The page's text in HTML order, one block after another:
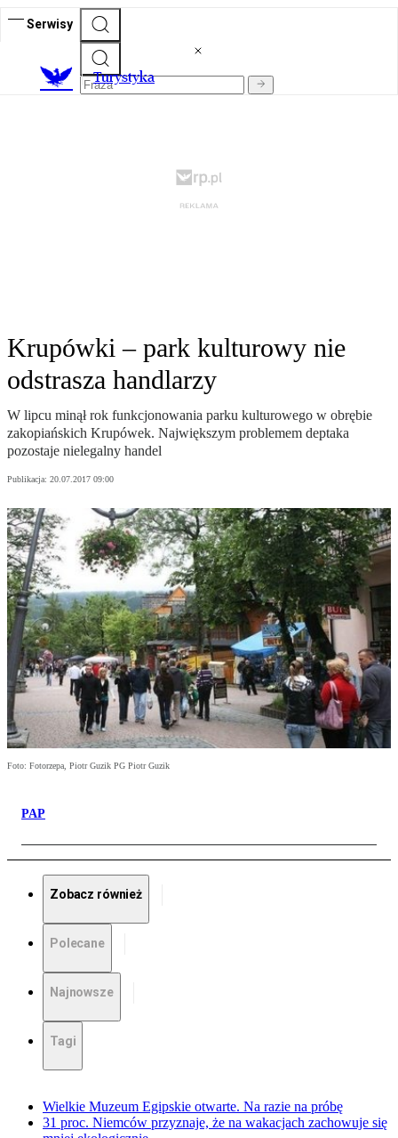
Serwisy
Turystyka
Krupówki – park kulturowy nie
odstrasza handlarzy
W lipcu minął rok funkcjonowania parku kulturowego w obrębie
zakopiańskich Krupówek. Największym problemem deptaka
pozostaje nielegalny handel
Publikacja: 20.07.2017 09:00
Foto: Fotorzepa, Piotr Guzik PG Piotr Guzik
PAP
Zobacz również
Polecane
Najnowsze
Tagi
Wielkie Muzeum Egipskie otwarte. Na razie na próbę
31 proc. Niemców przyznaje, że na wakacjach zachowuje się